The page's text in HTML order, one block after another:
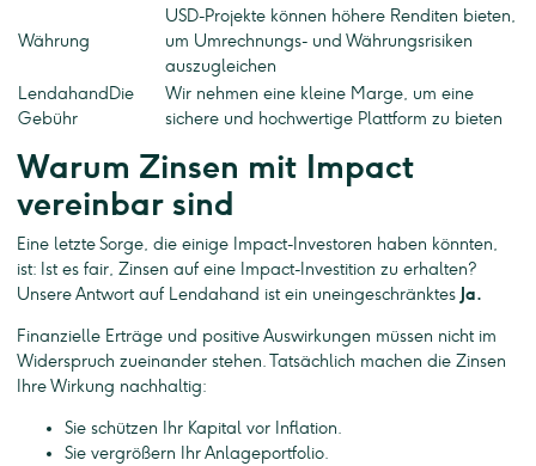
Währung
USD-Projekte können höhere Renditen bieten,
um Umrechnungs- und Währungsrisiken
auszugleichen
LendahandDie
Gebühr
Wir nehmen eine kleine Marge, um eine
sichere und hochwertige Plattform zu bieten
Warum Zinsen mit Impact
vereinbar sind
Eine letzte Sorge, die einige Impact-Investoren haben könnten,
ist: Ist es fair, Zinsen auf eine Impact-Investition zu erhalten?
Unsere Antwort auf Lendahand ist ein uneingeschränktes Ja.
Finanzielle Erträge und positive Auswirkungen müssen nicht im
Widerspruch zueinander stehen. Tatsächlich machen die Zinsen
Ihre Wirkung nachhaltig:
Sie schützen Ihr Kapital vor Inflation.
Sie vergrößern Ihr Anlageportfolio.